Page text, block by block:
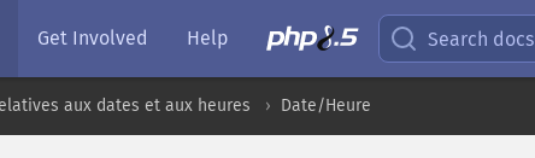
Get Involved Help Search docs
aux dates et aux heures Date/Heure